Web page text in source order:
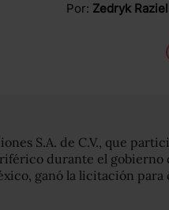
Por: Zedryk
S.A. de C.V., que
durante el gobierno
ganó la licitación